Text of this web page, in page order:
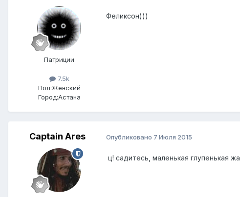
Патриции
7.5k
Пол:Женский
Город:Астана
Феликсон)))
Captain Ares Опубликовано 7 Июля 2015
ц! садитесь, маленькая глупенькая